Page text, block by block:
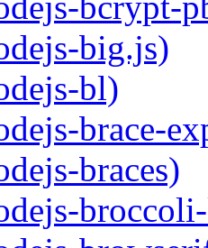
big.js)
bl)
brace-
braces)